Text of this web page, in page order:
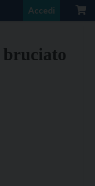
Accedi
bruciato